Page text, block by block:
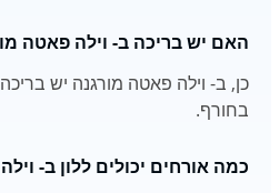
האם יש בריכה ב- וילה פאטה
כן, ב- וילה פאטה מורגנה יש
בחורף.
כמה אורחים יכולים ללון ב-